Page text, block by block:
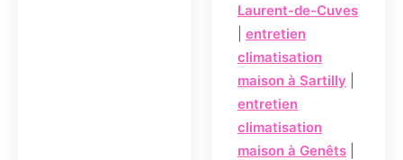
Laurent-de-Cuves
entretien
climatisation
maison à Sartilly
entretien
climatisation
maison à Genêts